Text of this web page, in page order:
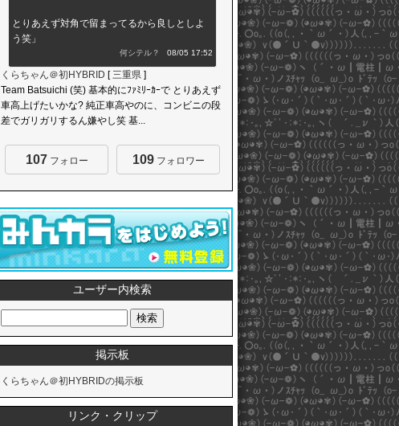
とりあえず対角で留まってるから良しとしよ
う笑」
何シテル？ 08/05 17:52
くらちゃん＠初HYBRID [三重県 ]
Team Batsuichi (笑) 基本的にﾌｧﾐﾘｰｶｰで とりあえず
車高上げたいかな? 純正車高やのに、コンビニの段
差でガリガリするん嫌やし笑 基...
107 フォロー 109フォロワー
ユーザー内検索
掲示板
くらちゃん＠初HYBRIDの掲示板
リンク・クリップ